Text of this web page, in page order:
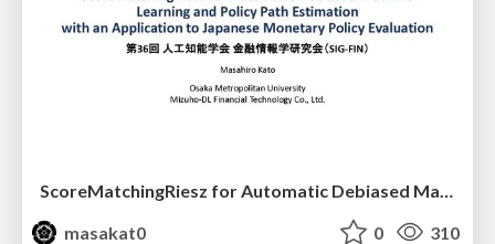
masakat0
0 310